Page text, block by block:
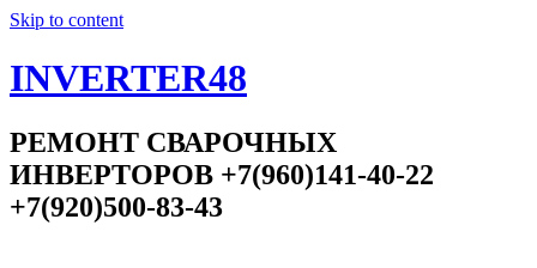
Skip to content
INVERTER48
РЕМОНТ СВАРОЧНЫХ
ИНВЕРТОРОВ +7(960)141-40-22
+7(920)500-83-43